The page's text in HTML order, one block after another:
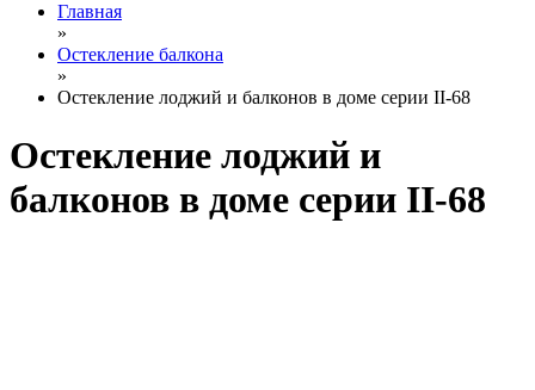
Главная
»
Остекление балкона
»
Остекление лоджий и балконов в доме серии II-68
Остекление лоджий и
балконов в доме серии II-68